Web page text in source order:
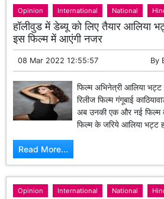
Opinion International National
हॉलीवुड में डेब्यू को लिए तैयार आलिया
इस फिल्म में आएंगी नजर
08 Mar 2022 12:55:57 By
फिल्म अभिनेत्री आलिया
रिलीज फिल्म गंगूबाई
अब उनकी एक और नई फिल्म
फिल्म के जरिये आलिया भट्ट
Read More...
Opinion International National